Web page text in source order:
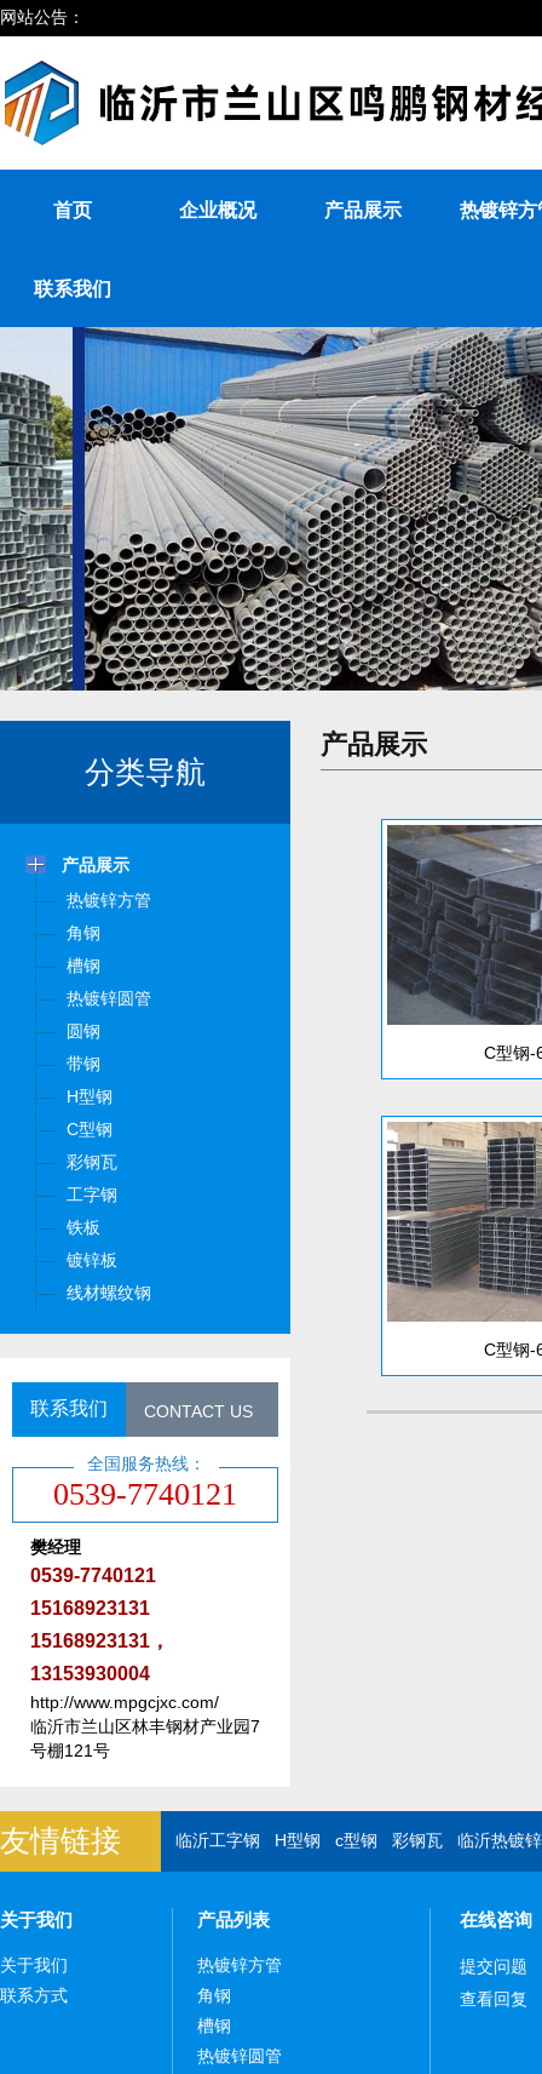
网站公告：
首页 企业概况 产品展示 热镀锌方
联系我们
分类导航
产品展示
热镀锌方管
角钢
槽钢
热镀锌圆管
圆钢
带钢
H型钢
C型钢
彩钢瓦
工字钢
铁板
镀锌板
线材螺纹钢
联系我们 CONTACT US
0539-7740121
全国服务热线：
樊经理
0539-7740121
15168923131
15168923131，
13153930004
http://www.mpgcjxc.com/
临沂市兰山区林丰钢材产业园7
号棚121号
产品展示
C型钢-
C型钢-
友情链接 临沂工字钢 H型钢 c型钢 彩钢瓦 临沂热镀
关于我们
关于我们
联系方式
产品列表
热镀锌方管
角钢
槽钢
热镀锌圆管
在线咨询
提交问题
查看回复